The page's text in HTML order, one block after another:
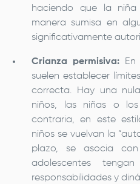
haciendo que la
manera sumisa en
significativamente
Crianza permisiva: En
suelen establecer
correcta. Hay una
niños, las niñas o
contraria, en este
niños se vuelvan la
plazo, se asocia
adolescentes
responsabilidades y